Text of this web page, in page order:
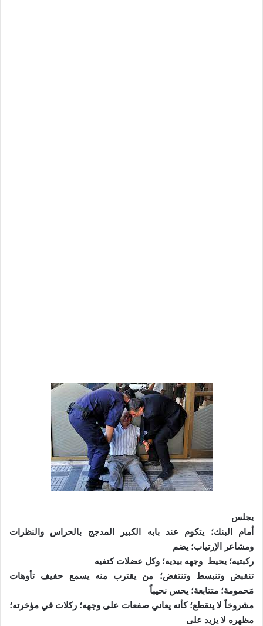
يجلس
أمام البنك؛ يتكوم عند بابه الكبير المدجج بالحراس والنظرات
ومشاعر الإرتياب؛ يضم
ركبتيه؛ يحيط وجهه بيديه؛ وكل عضلات كتفيه
تنقبض وتنبسط وتنتفض؛ من يقترب منه يسمع حفيف تأوهات
مَحمومة؛ متتابعة؛ يحس نحيباً
مشروخاً لا ينقطع؛ كأنه يعاني صفعات على وجهه؛ ركلات في مؤخرته؛
مظهره لا يزيد على